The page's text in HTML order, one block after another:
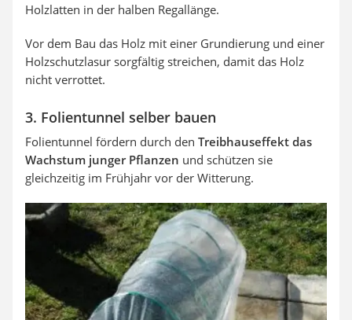
Holzlatten in der halben Regallänge.
Vor dem Bau das Holz mit einer Grundierung und einer
Holzschutzlasur sorgfältig streichen, damit das Holz
nicht verrottet.
3. Folientunnel selber bauen
Folientunnel fördern durch den Treibhauseffekt das
Wachstum junger Pflanzen und schützen sie
gleichzeitig im Frühjahr vor der Witterung.